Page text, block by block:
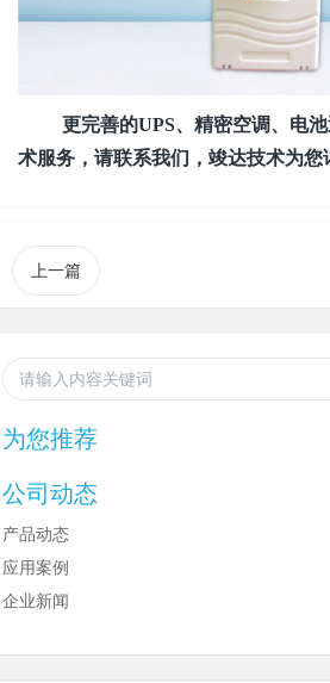
更完善的UPS、精密空调、电
术服务，请联系我们，竣达技术为您
上一篇
为您推荐
公司动态
产品动态
应用案例
企业新闻